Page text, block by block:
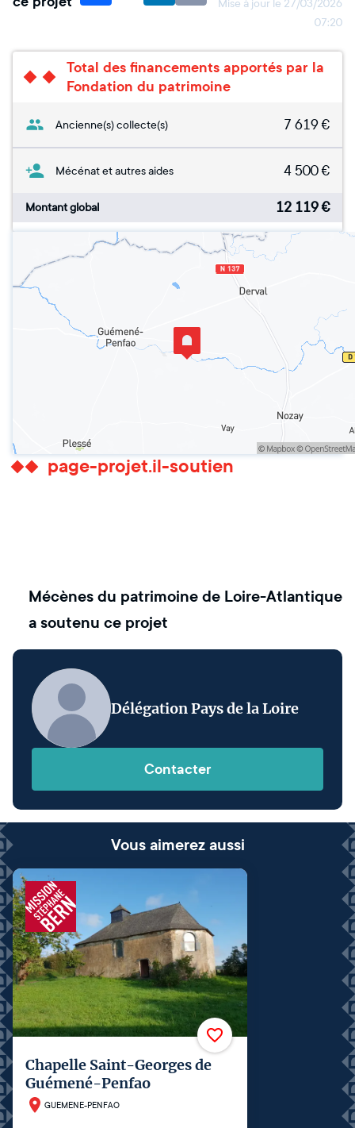
Mise à jour le 27/03/2026
07:20
Total des financements apportés par la
Fondation du patrimoine
Ancienne(s) collecte(s) 7 619€
Mécénat et autres aides 4 500€
Montant global 12 119€
page-projet.il-soutien
Mécènes du patrimoine de Loire-Atlantique
a soutenu ce projet
Délégation Pays de la Loire
Contacter
Vous aimerez aussi
Chapelle Saint-Georges de
Guémené-Penfao
GUEMENE-PENFAO